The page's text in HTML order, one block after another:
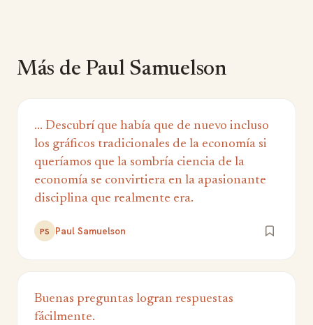
Más de Paul Samuelson
... Descubrí que había que de nuevo incluso
los gráficos tradicionales de la economía si
queríamos que la sombría ciencia de la
economía se convirtiera en la apasionante
disciplina que realmente era.
PS Paul Samuelson
Buenas preguntas logran respuestas
fácilmente.